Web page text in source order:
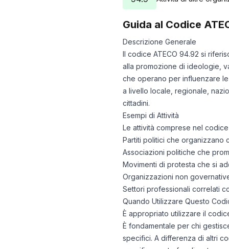
Guida al Codice
Descrizione Generale
Il codice ATECO 94.92 si
alla promozione di ideologie,
che operano per influenzare
a livello locale, regionale,
cittadini.
Esempi di Attività
Le attività comprese nel
Partiti politici che organizzano
Associazioni politiche che
Movimenti di protesta che si
Organizzazioni non
Settori professionali correlati
Quando Utilizzare Questo
È appropriato utilizzare il
È fondamentale per chi
specifici. A differenza di altri